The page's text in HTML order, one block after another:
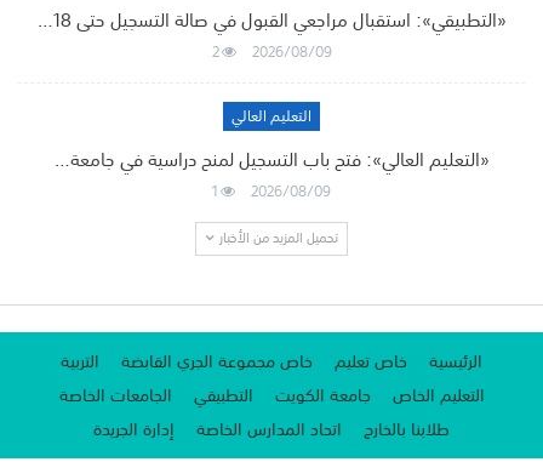
«التطبيقي»: استقبال مراجعي القبول في صالة التسجيل حتى 18…
2026/08/09
2
التعليم العالي
«التعليم العالي»: فتح باب التسجيل لمنح دراسية في جامعة…
2026/08/09
1
تحميل المزيد من الأخبار
الرئيسية خاص تعليم خاص مجموعة الجري القابضة
التربية
التعليم الخاص
جامعة الكويت التطبيقي
الجامعات الخاصة
طلابنا بالخارج
اتحاد المدارس الخاصة إدارة الجريدة